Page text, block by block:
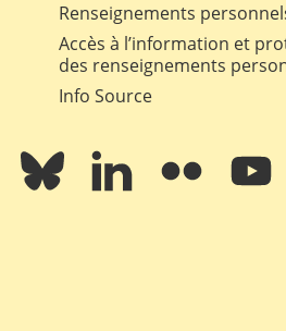
Renseignements
Accès à l’information et
des renseignements
Info Source